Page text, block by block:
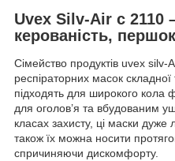
Uvex Silv-Air c 2110
керованість,
Сімейство продуктів uvex silv-
респіраторних масок
підходять для широкого
для оголов’я та вбудованим
класах захисту, ці маски дуже
також їх можна носити
спричиняючи дискомфорту.